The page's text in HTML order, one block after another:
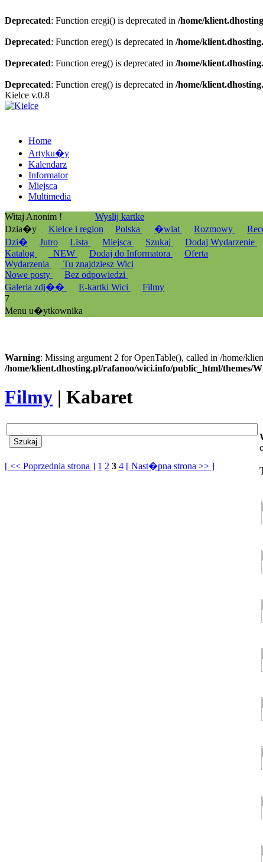
Deprecated: Function eregi() is deprecated in /home/
Deprecated: Function ereg() is deprecated in /home/
Deprecated: Function ereg() is deprecated in /home/
Deprecated: Function ereg() is deprecated in /home/
Kielce v.0.8
Home
Artyku�y
Kalendarz
Informator
Miejsca
Multimedia
Witaj Anonim !
Wyslij kartke
Dzia�y
Kielce i region Polska �wiat Rozmowy
Dzi�
Jutro Lista Miejsca Szukaj Dodaj Wydarzenie
Katalog
_NEW Dodaj do Informatora
Oferta
Wydarzenia
Tu znajdziesz Wici
Nowe posty
Bez odpowiedzi
Galeria zdj��
E-kartki Wici
Filmy
7
Menu u�ytkownika
Warning: Missing argument 2 for OpenTable(), called in /home/
/home/klient.dhosting.pl/rafanoo/wici.info/public_html/themes/
Filmy | Kabaret
[ << Poprzednia strona ] 1 2 3 4 [ Nast�pna strona >> ]